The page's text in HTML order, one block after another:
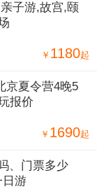
子游,故宫,颐
￥ 1180起
京夏令营4晚5
报价
￥ 1690起
、门票多少
日游